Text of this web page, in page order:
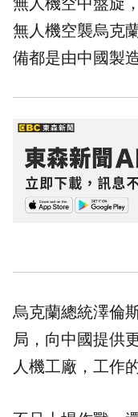
無人機空襲烏克
備都是由中國製造
烏克蘭總統澤倫
局，向中國提供
人機工廠，工作